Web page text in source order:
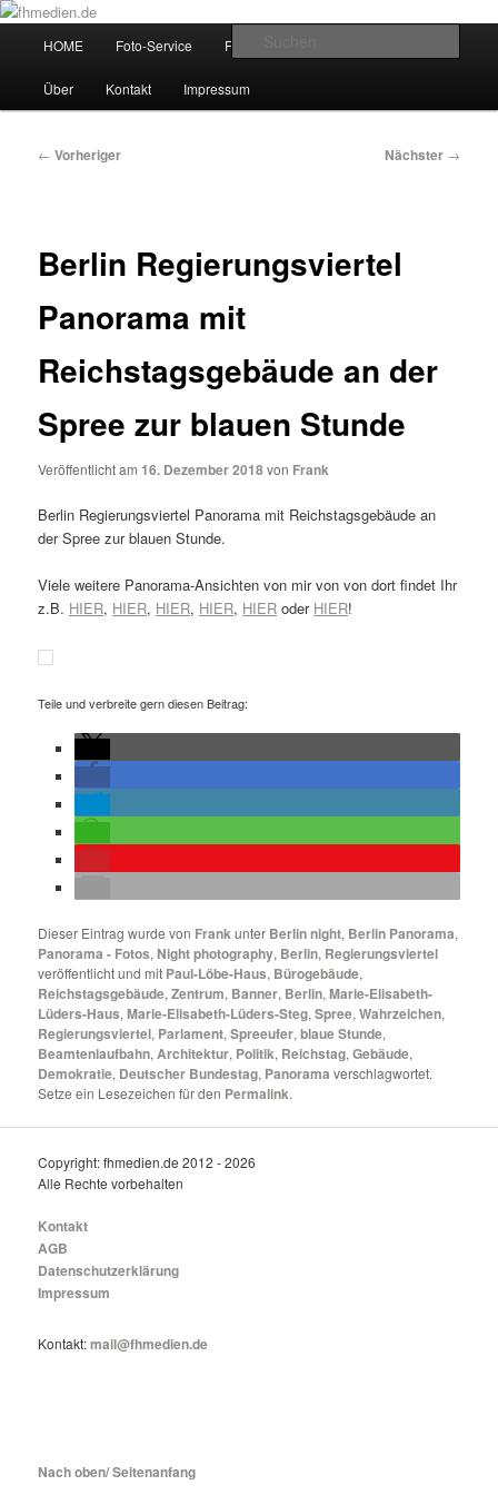
Zum
springenfhmedien.de
Wir fotografieren die Hauptstadt!
HOME Foto-Service Foto-Workshops
Über Kontakt Impressum
Beitragsnavigation
← Vorheriger Nächster →
Berlin Regierungsviertel
Panorama mit
Reichstagsgebäude an der
Spree zur blauen Stunde
Veröffentlicht am 16. Dezember 2018von Frank
Berlin Regierungsviertel Panorama mit Reichstagsgebäude an
der Spree zur blauen Stunde.
Viele weitere Panorama-Ansichten von mir von von dort findet Ihr
z.B. HIER, HIER, HIER, HIER, HIER oder HIER!
Teile und verbreite gern diesen Beitrag:
Dieser Eintrag wurde von Frankunter Berlin night, Berlin Panorama,
Panorama - Fotos, Night photography, Berlin, Regierungsviertel
veröffentlicht und mit Paul-Löbe-Haus, Bürogebäude,
Reichstagsgebäude,Zentrum, Banner, Berlin,Marie-Elisabeth-
Lüders-Haus,Marie-Elisabeth-Lüders-Steg,Spree,Wahrzeichen,
Regierungsviertel, Parlament,Spreeufer,blaue Stunde,
Beamtenlaufbahn, Architektur, Politik, Reichstag,Gebäude,
Demokratie, Deutscher Bundestag, Panorama verschlagwortet.
Setze ein Lesezeichen für den Permalink.
Copyright: fhmedien.de 2012 - 2026
Alle Rechte vorbehalten
Kontakt
AGB
Datenschutzerklärung
Impressum
Kontakt:mail@fhmedien.de
Nach oben/ Seitenanfang